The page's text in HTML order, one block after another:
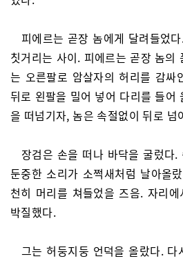
피에르는 곧장 놈에게 달려들었
칫거리는 사이. 피에르는 곧장 놈의
는 오른팔로 암살자의 허리를 감싸
뒤로 왼팔을 밀어 넣어 다리를 들어
을 떠넘기자, 놈은 속절없이 뒤로 넘
장검은 손을 떠나 바닥을 굴렀다
둔중한 소리가 소쩍새처럼 날아올
천히 머리를 쳐들었을 즈음. 자리
박질했다.
그는 허둥지둥 언덕을 올랐다.